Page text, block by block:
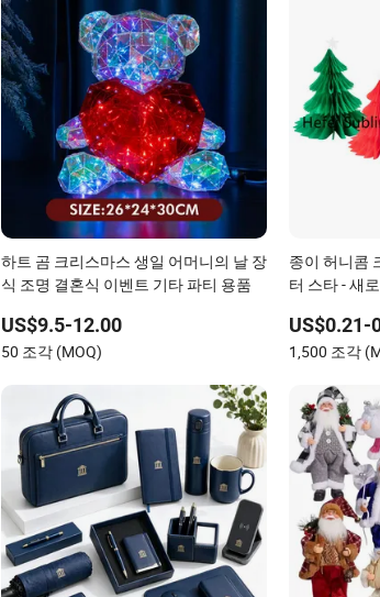
하트 곰 크리스마스 생일 어머니의 날 장
식 조명 결혼식 이벤트 기타 파티 용품
US$9.5-12.00
50 조각 (MOQ)
종이 허니콤
터 스타 - 새
US$0.21-
1,500 조각